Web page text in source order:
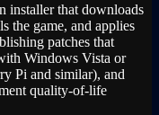
installer that downloads
the game, and applies
patches that
Windows Vista or
Pi and similar), and
quality-of-life